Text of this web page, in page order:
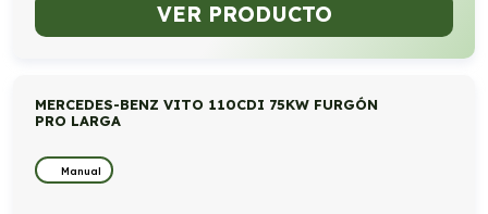
VER PRODUCTO
MERCEDES-BENZ VITO 110CDI 75KW FURGÓN
PRO LARGA
Manual